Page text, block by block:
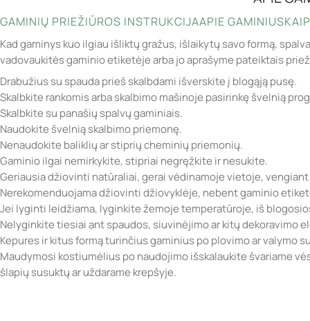
GAMINIŲ PRIEŽIŪROS INSTRUKCIJAAPIE GAMINIUS
Kad gaminys kuo ilgiau išliktų gražus, išlaikytų savo formą,
vadovaukitės gaminio etiketėje arba jo aprašyme pateiktais
Drabužius su spauda prieš skalbdami išverskite į blogąją pusę.
Skalbkite rankomis arba skalbimo mašinoje pasirinkę švelnią
Skalbkite su panašių spalvų gaminiais.
Naudokite švelnią skalbimo priemonę.
Nenaudokite baliklių ar stiprių cheminių priemonių.
Gaminio ilgai nemirkykite, stipriai negręžkite ir nesukite.
Geriausia džiovinti natūraliai, gerai vėdinamoje vietoje,
Nerekomenduojama džiovinti džiovyklėje, nebent gaminio
Jei lyginti leidžiama, lyginkite žemoje temperatūroje, iš
Nelyginkite tiesiai ant spaudos, siuvinėjimo ar kitų dekoravimo
Kepures ir kitus formą turinčius gaminius po plovimo ar valymo
Maudymosi kostiumėlius po naudojimo išskalaukite švariame
šlapių susuktų ar uždarame krepšyje.